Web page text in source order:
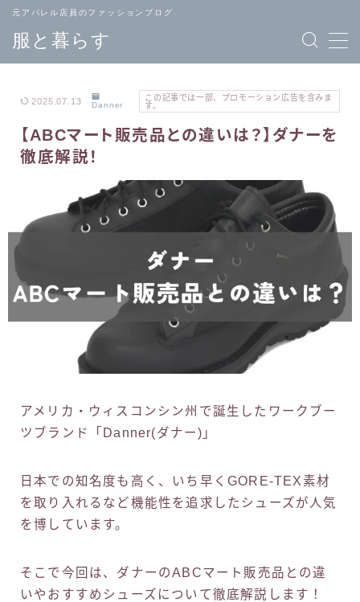
服と暮らす
元アパレル店員のファッションブログ
TOPページ
へ戻る
ブランド
メンズ
レディース
ファッション
バッグ ジュエリー
2025.07.13 Danner
この記事では一部、プロモーション広告を含みま
す。
【ABCマート販売品との違いは？】ダナーを
徹底解説！
アメリカ・ウィスコンシン州で誕生したワークブー
ツブランド「Danner(ダナー)」
日本での知名度も高く、いち早くGORE-TEX素材
を取り入れるなど機能性を追求したシューズが人気
を博しています。
そこで今回は、ダナーのABCマート販売品との違
いやおすすめシューズについて徹底解説します！